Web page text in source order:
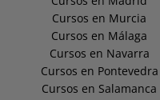
Cursos en Murcia
Cursos en Málaga
Cursos en Navarra
Cursos en Pontevedra
Cursos en Salamanca